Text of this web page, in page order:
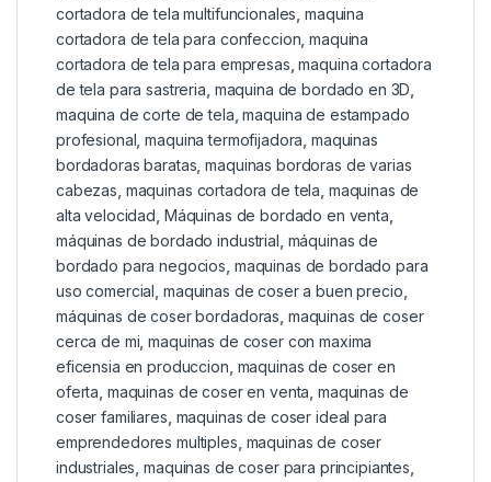
cortadora de tela multifuncionales maquina
cortadora de tela para confeccion ,maquina
cortadora de tela para empresas ,maquina cortadora
de tela para sastreria maquina de bordado en 3D
maquina de corte de tela ,maquina de estampado
profesional ,maquina termofijadora maquinas
bordadoras baratas ,maquinas bordoras de varias
cabezas maquinas cortadora de tela maquinas de
alta velocidad Máquinas de bordado en venta
máquinas de bordado industrial máquinas de
bordado para negocios maquinas de bordado para
uso comercial maquinas de coser a buen precio
máquinas de coser bordadoras maquinas de coser
cerca de mi ,maquinas de coser con maxima
eficensia en produccion maquinas de coser en
oferta maquinas de coser en venta ,maquinas de
coser familiares maquinas de coser ideal para
emprendedores multiples maquinas de coser
industriales ,maquinas de coser para principiantes